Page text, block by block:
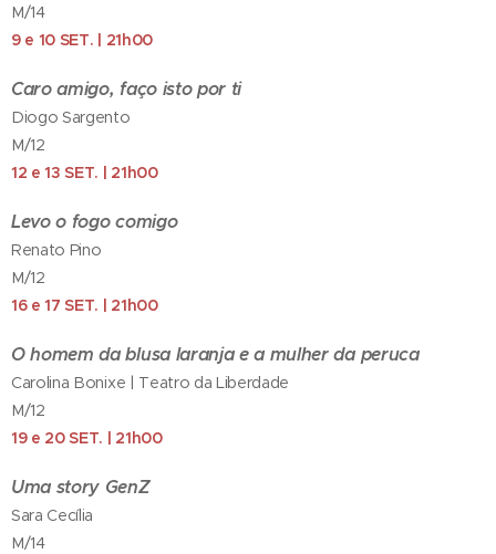
M/14
9 e 10 SET. | 21h00
Caro amigo, faço isto por ti
Diogo Sargento
M/12
12 e 13 SET. | 21h00
Levo o fogo comigo
Renato Pino
M/12
16 e 17 SET. | 21h00
O homem da blusa laranja e a mulher da peruca
Carolina Bonixe | Teatro da Liberdade
M/12
19 e 20 SET. | 21h00
Uma story GenZ
Sara Cecília
M/14